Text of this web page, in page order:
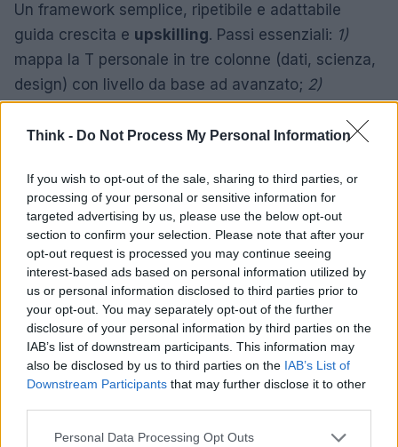
Think - Do Not Process My Personal Information
If you wish to opt-out of the sale, sharing to third parties, or
processing of your personal or sensitive information for
targeted advertising by us, please use the below opt-out
section to confirm your selection. Please note that after your
opt-out request is processed you may continue seeing
interest-based ads based on personal information utilized by
us or personal information disclosed to third parties prior to
your opt-out. You may separately opt-out of the further
disclosure of your personal information by third parties on the
IAB’s list of downstream participants. This information may
also be disclosed by us to third parties on the IAB’s List of
Downstream Participants that may further disclose it to other
Please note that this website/app uses one or more Google
Personal Data Processing Opt Outs
Un framework semplice, ripetibile e adattabile
guida crescita e upskilling. Passi essenziali: 1)
mappa la T personale in tre colonne (dati, scienza,
design) con livello da base ad avanzato; 2)
bottiglia pratico;3)scegli un progetto reale come
organizza revisioniperiodiche con pari o mentori,
usando rubriche esplicite;
documenta decisioni,
risultati e lezioni apprese in unlogversionato;6)
ripeti, misurando il miglioramento. L’apprendimento
è intenzionale se legato a problemi concreti,
misurazioni sobrie e feedback strutturato.
Errori comuni e principi che reggono nel
tempo
Tre errori ricorrenti indeboliscono la T. Primo:
scambiarecorrelazioneper causalità e sovra-